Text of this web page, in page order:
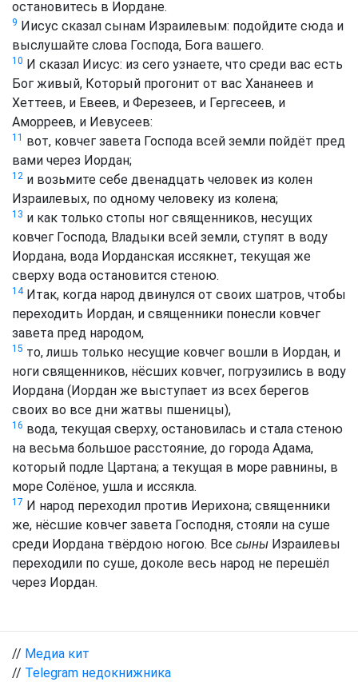
остановитесь в Иордане.
9 Иисус сказал сынам Израилевым: подойдите сюда и
выслушайте слова Господа, Бога вашего.
10 И сказал Иисус: из сего узнаете, что среди вас есть
Бог живый, Который прогонит от вас Хананеев и
Хеттеев, и Евеев, и Ферезеев, и Гергесеев, и
Аморреев, и Иевусеев:
11 вот, ковчег завета Господа всей земли пойдёт пред
вами через Иордан;
12 и возьмите себе двенадцать человек из колен
Израилевых, по одному человеку из колена;
13 и как только стопы ног священников, несущих
ковчег Господа, Владыки всей земли, ступят в воду
Иордана, вода Иорданская иссякнет, текущая же
сверху вода остановится стеною.
14Итак, когда народ двинулся от своих шатров, чтобы
переходить Иордан, и священники понесли ковчег
завета пред народом,
15 то, лишь только несущие ковчег вошли в Иордан, и
ноги священников, нёсших ковчег, погрузились в воду
Иордана (Иордан же выступает из всех берегов
своих во все дни жатвы пшеницы),
16 вода, текущая сверху, остановилась и стала стеною
на весьма большое расстояние, до города Адама,
который подле Цартана; а текущая в море равнины, в
море Солёное, ушла и иссякла.
17 И народ переходил против Иерихона; священники
же, нёсшие ковчег завета Господня, стояли на суше
среди Иордана твёрдою ногою. Все сыны Израилевы
переходили по суше, доколе весь народ не перешёл
через Иордан.
// Медиа кит
// Telegram недокнижника